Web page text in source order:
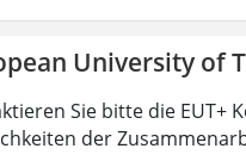
University of
Sie bitte die EUT+
der